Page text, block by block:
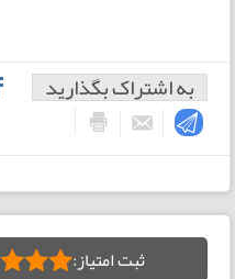
به اشتراک بگذارید
ثبت امتیاز: